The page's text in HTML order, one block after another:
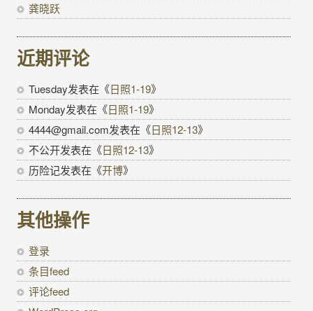
龚晓跃
近期评论
Tuesday发表在《日照1-19》
Monday发表在《日照1-19》
4444@gmail.com发表在《日照12-13》
不公开发表在《日照12-13》
历险记发表在《开博》
其他操作
登录
条目feed
评论feed